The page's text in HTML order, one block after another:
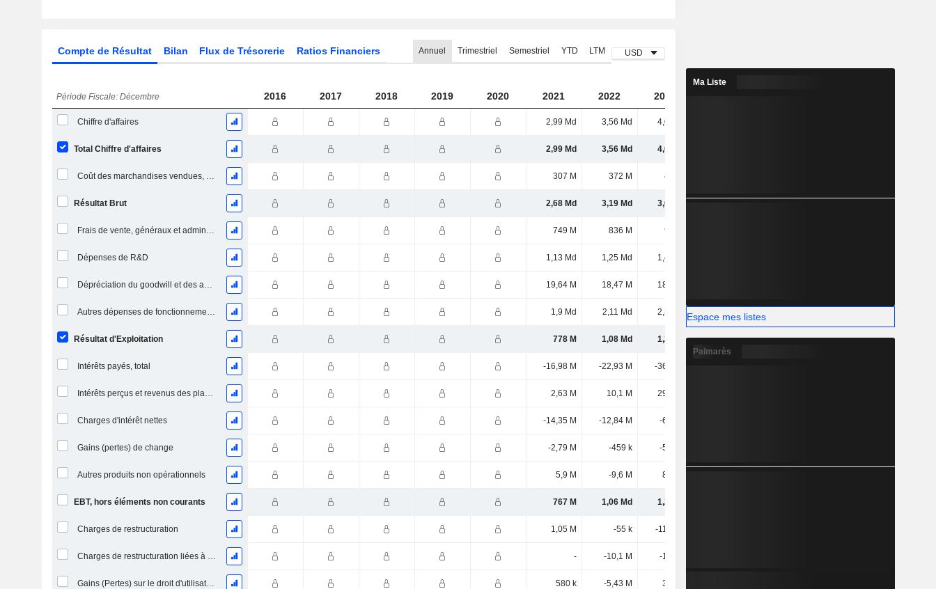
Compte de Résultat Bilan Flux de Trésorerie Ratios Financiers Annuel Trimestriel Semestriel YTD LTM USD
Période Fiscale: Décembre 2016 2017 2018 2019 2020 2021 2022 2023
Chiffre d'affaires 2,99 Md 3,56 Md 4,09 Md
Total Chiffre d'affaires 2,99 Md 3,56 Md 4,09 Md
Coût des marchandises vendues, total 307 M 372 M 435 M
Résultat Brut 2,68 Md 3,19 Md 3,65 Md
Frais de vente, généraux et administratifs, total 749 M 836 M 921 M
Dépenses de R&D 1,13 Md 1,25 Md 1,44 Md
Dépréciation du goodwill et des actifs intangibles 19,64 M 18,47 M 18,16 M
Autres dépenses de fonctionnement, total 1,9 Md 2,11 Md 2,38 Md
Résultat d'Exploitation 778 M 1,08 Md 1,27 Md 1,39 Md 1,68 Md
Intérêts payés, total -16,98 M -22,93 M -36,18 M
Intérêts perçus et revenus des placements 2,63 M 10,1 M 29,64 M
Charges d'intérêt nettes -14,35 M -12,84 M -6,55 M
Gains (pertes) de change -2,79 M -459 k -5,49 M
Autres produits non opérationnels 5,9 M -9,6 M 8,14 M
EBT, hors éléments non courants 767 M 1,06 Md 1,27 Md
Charges de restructuration 1,05 M -55 k -11,01 M
Charges de restructuration liées à l’intégration d’une nouvelle activité (Fusions, Acquisitions) - -10,1 M -12,1 M
Gains (Pertes) sur le droit d'utilisation d'actifs 580 k -5,43 M 34,6 M
Ma Liste
Espace mes listes
Palmarès